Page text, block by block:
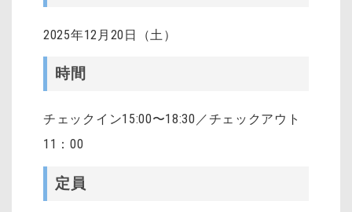
2025年12月20日（土）
時間
チェックイン15:00〜18:30／チェックアウト
11：00
定員